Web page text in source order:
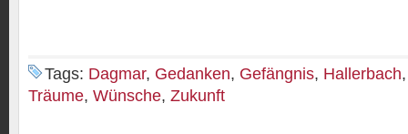
Tags: Dagmar, Gedanken, Gefängnis, Hallerbach
Träume, Wünsche, Zukunft